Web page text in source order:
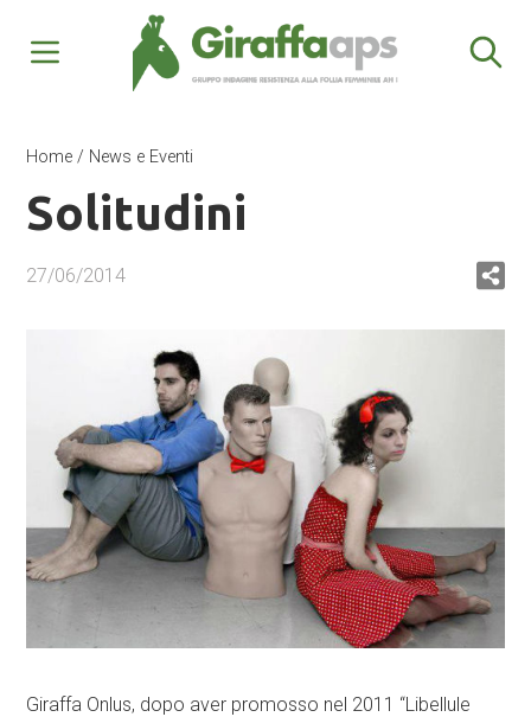
Home / News e Eventi
Solitudini
27/06/2014
Giraffa Onlus, dopo aver promosso nel 2011 “Libellule